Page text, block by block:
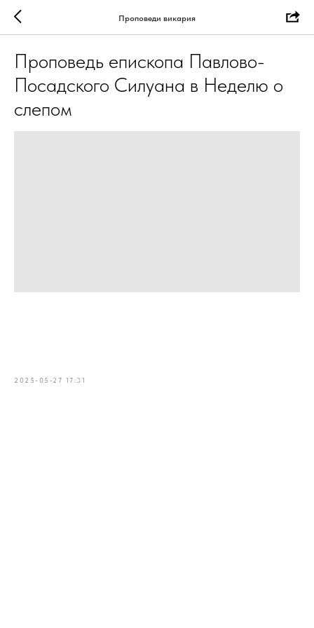
Проповеди викария
Проповедь епископа Павлово-
Посадского Силуана в Неделю о
слепом
2025-05-27 17:31